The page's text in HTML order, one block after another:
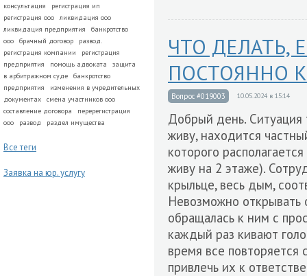
консультация
регистрация ип
регистрация ооо
ликвидация ооо
ликвидация предприятия
банкротство
ооо
брачный договор
развод.
регистрация компании
регистрация
предприятия
помощь адвоката
защита
в арбитражном суде
банкротство
предприятия
изменения в учредительных
документах
смена участников ооо
составление договора
перерегистрация
ооо
развод раздел имущества
Все теги
Заявка на юр. услугу
ЧТО ДЕЛАТЬ,
ПОСТОЯННО
Вопрос #019003 10.05.2024 в 15:14
Добрый день. Ситуация
живу, находится
которого
живу на 2 этаже).
крыльце, весь дым,
Невозможно открывать
обращалась к ним с
каждый раз кивают
время все повторяется
привлечь их к